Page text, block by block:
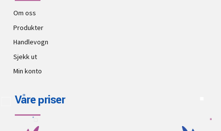
Om oss
Produkter
Handlevogn
Sjekk ut
Min konto
Våre priser